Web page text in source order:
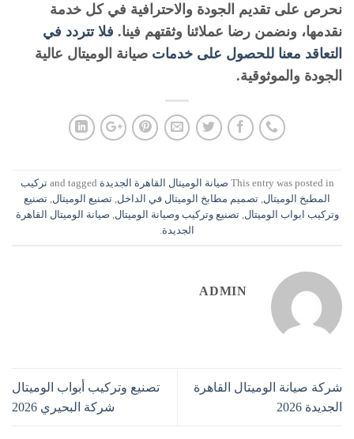
نحرص على تقديم الجودة والاحترافية في كل خدمة
نقدمها، ونضمن رضا عملائنا وثقتهم فينا. فلا تتردد في
التعاقد معنا للحصول على خدمات صيانة الوميتال عالية
الجودة والموثوقية.
This entry was posted in صيانة الوميتال القاهرة الجديدة
تركيب
المطبخ الوميتال, تصميم مطابخ الوميتال في الداخل, تصنيع الوميتال, تصنيع
وتركيب ابواب الوميتال,تصنيع وتركيب وصيانة الوميتال, صيانة الوميتال القاهرة
الجديدة.
ADMIN
شركة صيانة الوميتال القاهرة
الجديدة 2026
تصنيع وتركيب أبواب الوميتال
شركة البحيري 2026